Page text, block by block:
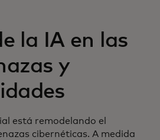
la IA en las
y
está remodelando el
cibernéticas. A medida